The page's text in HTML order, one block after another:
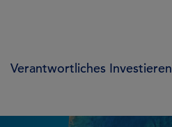
Verantwortliches Investieren